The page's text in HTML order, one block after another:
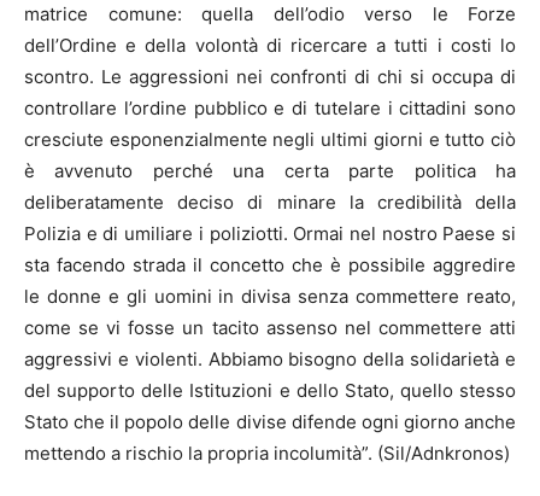
matrice comune: quella dell’odio verso le Forze
dell’Ordine e della volontà di ricercare a tutti i costi lo
scontro. Le aggressioni nei confronti di chi si occupa di
controllare l’ordine pubblico e di tutelare i cittadini sono
cresciute esponenzialmente negli ultimi giorni e tutto ciò
è avvenuto perché una certa parte politica ha
deliberatamente deciso di minare la credibilità della
Polizia e di umiliare i poliziotti. Ormai nel nostro Paese si
sta facendo strada il concetto che è possibile aggredire
le donne e gli uomini in divisa senza commettere reato,
come se vi fosse un tacito assenso nel commettere atti
aggressivi e violenti. Abbiamo bisogno della solidarietà e
del supporto delle Istituzioni e dello Stato, quello stesso
Stato che il popolo delle divise difende ogni giorno anche
mettendo a rischio la propria incolumità”. (Sil/Adnkronos)